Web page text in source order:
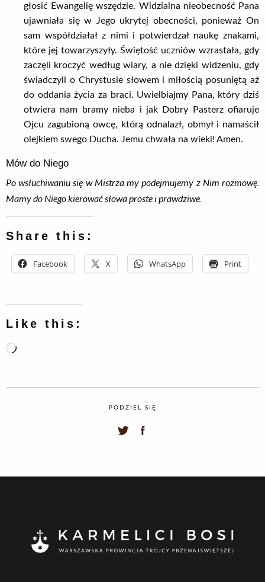
głosić Ewangelię wszędzie. Widzialna nieobecność Pana
ujawniała się w Jego ukrytej obecności, ponieważ On
sam współdziałał z nimi i potwierdzał naukę znakami,
które jej towarzyszyły. Świętość uczniów wzrastała, gdy
zaczęli kroczyć według wiary, a nie dzięki widzeniu, gdy
świadczyli o Chrystusie słowem i miłością posuniętą aż
do oddania życia za braci. Uwielbiajmy Pana, który dziś
otwiera nam bramy nieba i jak Dobry Pasterz ofiaruje
Ojcu zagubioną owcę, którą odnalazł, obmył i namaścił
olejkiem swego Ducha. Jemu chwała na wieki! Amen.
Mów do Niego
Po wsłuchiwaniu się w Mistrza my podejmujemy z Nim rozmowę.
Mamy do Niego kierować słowa proste i prawdziwe.
Share this:
Facebook X WhatsApp Print
Like this:
Loading…
PODZIEL SIĘ